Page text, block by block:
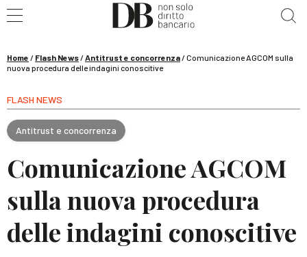
WEBINAR / 1° Ottobre
La riforma del sistema sanzionatorio del TUF
Home / Flash News/Antitrust e concorrenza/Comunicazione AGCOM sulla
nuova procedura delle indagini conoscitive
FLASH NEWS
Antitrust e concorrenza
Comunicazione AGCOM
sulla nuova procedura
delle indagini conoscitive